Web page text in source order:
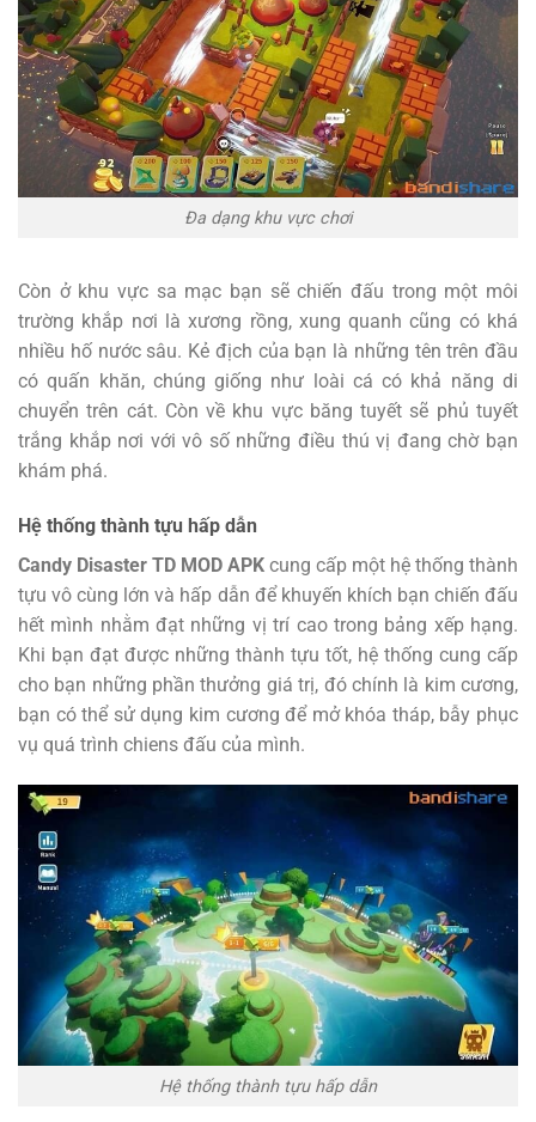
Đa dạng khu vực chơi
Còn ở khu vực sa mạc bạn sẽ chiến đấu trong một môi
trường khắp nơi là xương rồng, xung quanh cũng có khá
nhiều hố nước sâu. Kẻ địch của bạn là những tên trên đầu
có quấn khăn, chúng giống như loài cá có khả năng di
chuyển trên cát. Còn về khu vực băng tuyết sẽ phủ tuyết
trắng khắp nơi với vô số những điều thú vị đang chờ bạn
khám phá.
Hệ thống thành tựu hấp dẫn
Candy Disaster TD MOD APK cung cấp một hệ thống thành
tựu vô cùng lớn và hấp dẫn để khuyến khích bạn chiến đấu
hết mình nhằm đạt những vị trí cao trong bảng xếp hạng.
Khi bạn đạt được những thành tựu tốt, hệ thống cung cấp
cho bạn những phần thưởng giá trị, đó chính là kim cương,
bạn có thể sử dụng kim cương để mở khóa tháp, bẫy phục
vụ quá trình chiens đấu của mình.
Hệ thống thành tựu hấp dẫn